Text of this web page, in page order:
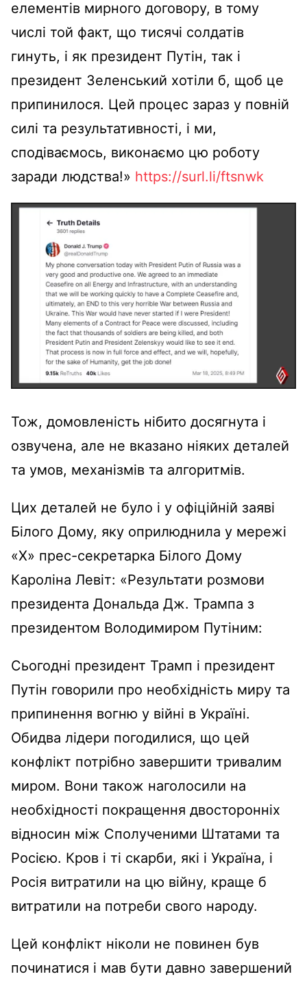
елементів мирного договору, в тому
числі той факт, що тисячі солдатів
гинуть, і як президент Путін, так і
президент Зеленський хотіли б, щоб це
припинилося. Цей процес зараз у повній
силі та результативності, і ми,
сподіваємось, виконаємо цю роботу
заради людства!» https://surl.li/ftsnwk
Тож, домовленість нібито досягнута і
озвучена, але не вказано ніяких деталей
та умов, механізмів та алгоритмів.
Цих деталей не було і у офіційній заяві
Білого Дому, яку оприлюднила у мережі
«Х» прес-секретарка Білого Дому
Кароліна Левіт: «Результати розмови
президента Дональда Дж. Трампа з
президентом Володимиром Путіним:
Сьогодні президент Трамп і президент
Путін говорили про необхідність миру та
припинення вогню у війні в Україні.
Обидва лідери погодилися, що цей
конфлікт потрібно завершити тривалим
миром. Вони також наголосили на
необхідності покращення двосторонніх
відносин між Сполученими Штатами та
Росією. Кров і ті скарби, які і Україна, і
Росія витратили на цю війну, краще б
витратили на потреби свого народу.
Цей конфлікт ніколи не повинен був
починатися і мав бути давно завершений